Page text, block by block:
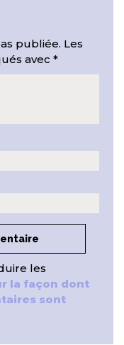
publiée. Les
avec *
les
la façon dont
sont